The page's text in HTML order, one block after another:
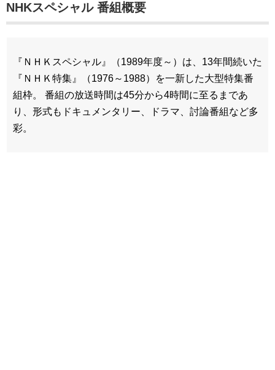
NHKスペシャル 番組概要
『ＮＨＫスペシャル』（1989年度～）は、13年間続いた
『ＮＨＫ特集』（1976～1988）を一新した大型特集番
組枠。 番組の放送時間は45分から4時間に至るまであ
り、形式もドキュメンタリー、ドラマ、討論番組など多
彩。